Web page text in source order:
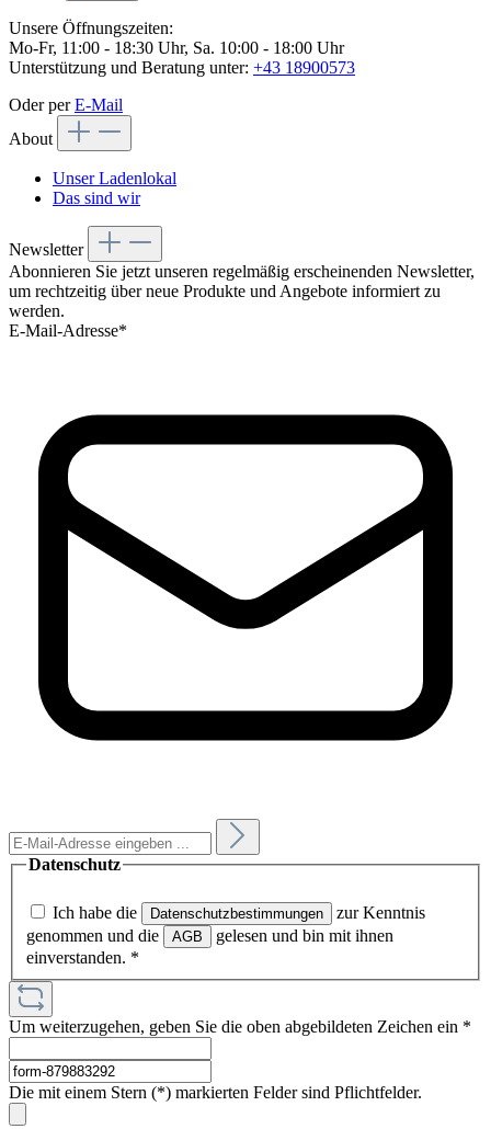
Unsere Öffnungszeiten:
Mo-Fr, 11:00 - 18:30 Uhr, Sa. 10:00 - 18:00 Uhr
Unterstützung und Beratung unter: +43 18900573
Oder perE-Mail
About
Unser Ladenlokal
Das sind wir
Newsletter
Abonnieren Sie jetzt unseren regelmäßig erscheinenden Newsletter,
um rechtzeitig über neue Produkte und Angebote informiert zu
werden.
E-Mail-Adresse*
Datenschutz
Ich habe die Datenschutzbestimmungen
zur Kenntnis
genommen und die
AGB
gelesen und bin mit ihnen
einverstanden. *
Um weiterzugehen, geben Sie die oben abgebildeten Zeichen ein *
Die mit einem Stern (*) markierten Felder sind Pflichtfelder.